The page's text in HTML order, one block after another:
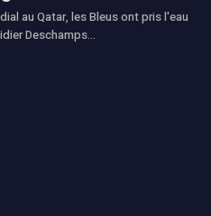
au Qatar, les Bleus ont pris l'eau
Deschamps...